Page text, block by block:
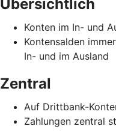
Übersichtlich
Konten im In- und
Kontensalden
In- und im Ausland
Zentral
Auf Drittbank-
Zahlungen zentral